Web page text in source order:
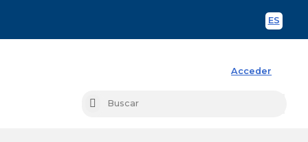
ES
Acceder
Buscar